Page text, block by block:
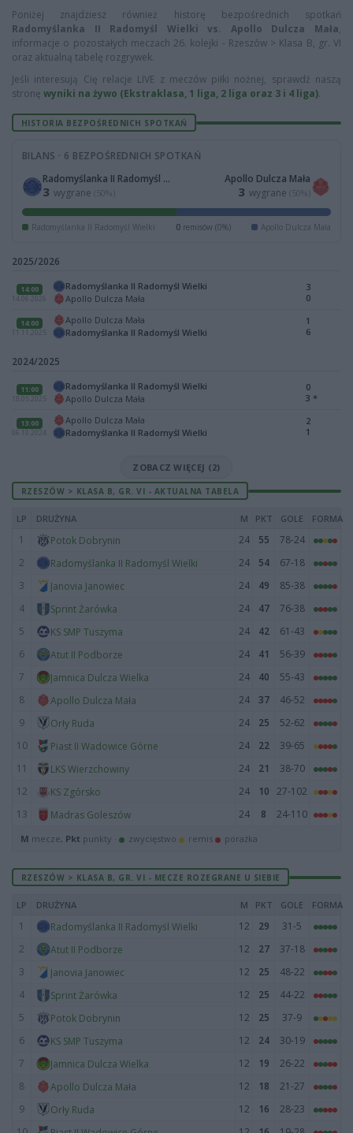
Poniżej znajdziesz również historę bezpośrednich spotkań
Radomyślanka II Radomyśl Wielki vs. Apollo Dulcza Mała,
informacje o pozostałych meczach 26. kolejki - Rzeszów > Klasa B, gr. VI
oraz aktualną tabelę rozgrywek.
Jeśli interesują Cię relacje LIVE z meczów piłki nożnej, sprawdź naszą
stronę wyniki na żywo (Ekstraklasa, 1 liga, 2 liga oraz 3 i 4 liga).
HISTORIA BEZPOŚREDNICH SPOTKAŃ
BILANS · 6 BEZPOŚREDNICH SPOTKAŃ
Radomyślanka II Radomyśl Wielki
3 wygrane (50%)
Apollo Dulcza Mała
3 wygrane (50%)
Radomyślanka II Radomyśl Wielki 0 remisów (0%) Apollo Dulcza Mała
2025/2026
14:00
14.06.2026
Radomyślanka II Radomyśl Wielki
Apollo Dulcza Mała
3
0
14:00
11.11.2025
Apollo Dulcza Mała
Radomyślanka II Radomyśl Wielki
1
6
2024/2025
11:00
18.05.2025
Radomyślanka II Radomyśl Wielki
Apollo Dulcza Mała
0
3 *
13:00
06.10.2024
Apollo Dulcza Mała
Radomyślanka II Radomyśl Wielki
2
1
ZOBACZ WIĘCEJ (2)
RZESZÓW > KLASA B, GR. VI - AKTUALNA TABELA
LP DRUŻYNA M PKT GOLE FORMA
1 Potok Dobrynin 24 55
78-24
2
Radomyślanka II Radomyśl Wielki 24 54
67-18
3
Janovia Janowiec 24 49
85-38
4
Sprint Żarówka 24 47
76-38
5
KS SMP Tuszyma 24 42
61-43
6
Atut II Podborze 24 41
56-39
7
Jamnica Dulcza Wielka 24 40
55-43
8
Apollo Dulcza Mała 24 37
46-52
9
Orły Ruda 24 25
52-62
10
Piast II Wadowice Górne 24 22
39-65
11
LKS Wierzchowiny 24 21
38-70
12
KS Zgórsko 24 10 27-102
13
Madras Goleszów 24 8 24-110
M mecze, Pkt punkty · zwycięstwo remis porażka
RZESZÓW > KLASA B, GR. VI - MECZE ROZEGRANE U SIEBIE
LP DRUŻYNA M PKT GOLE FORMA
1 Radomyślanka II Radomyśl Wielki 12 29
31-5
2
Atut II Podborze 12 27
37-18
3
Janovia Janowiec 12 25
48-22
4
Sprint Żarówka 12 25
44-22
5
Potok Dobrynin 12 25
37-9
6
KS SMP Tuszyma 12 24
30-19
7
Jamnica Dulcza Wielka 12 19
26-22
8
Apollo Dulcza Mała 12 18
21-27
9
Orły Ruda 12 16
28-23